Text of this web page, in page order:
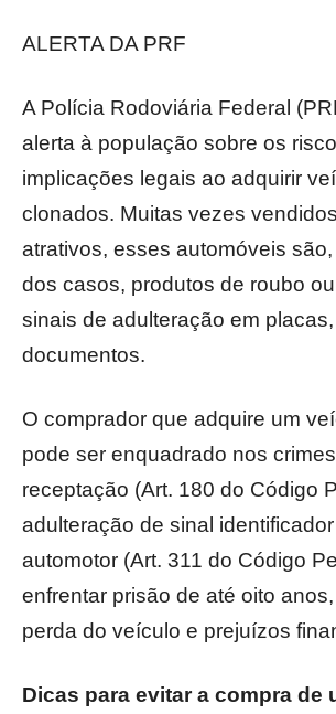
ALERTA DA PRF
A Polícia Rodoviária Federal
alerta à população sobre os
implicações legais ao adquirir
clonados. Muitas vezes
atrativos, esses automóveis
dos casos, produtos de roubo
sinais de adulteração em
documentos.
O comprador que adquire um
pode ser enquadrado nos
receptação (Art. 180 do Código
adulteração de sinal
automotor (Art. 311 do Código
enfrentar prisão de até oito
perda do veículo e prejuízos
Dicas para evitar a compra de